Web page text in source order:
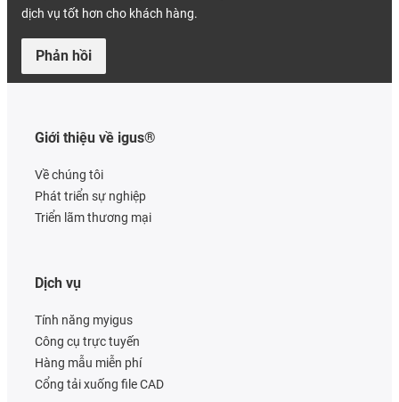
dịch vụ tốt hơn cho khách hàng.
Phản hồi
Giới thiệu về igus®
Về chúng tôi
Phát triển sự nghiệp
Triển lãm thương mại
Dịch vụ
Tính năng myigus
Công cụ trực tuyến
Hàng mẫu miễn phí
Cổng tải xuống file CAD